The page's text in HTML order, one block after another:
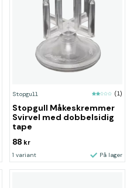
Stopgull (1)
Stopgull Måkeskremmer
Svirvel med dobbelsidig
tape
88 kr
1 variant På lager